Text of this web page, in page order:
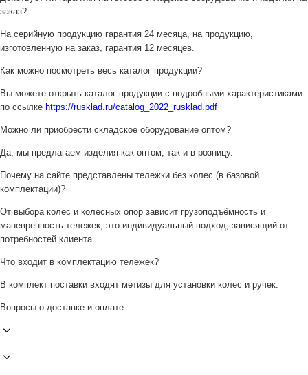
заказ?
На серийную продукцию гарантия 24 месяца, на продукцию,
изготовленную на заказ, гарантия 12 месяцев.
Как можно посмотреть весь каталог продукции?
Вы можете открыть каталог продукции с подробными характеристиками
по ссылке https://rusklad.ru/catalog_2022_rusklad.pdf
Можно ли приобрести складское оборудование оптом?
Да, мы предлагаем изделия как оптом, так и в розницу.
Почему на сайте представлены тележки без колес (в базовой
комплектации)?
От выбора колес и колесных опор зависит грузоподъёмность и
маневренность тележек, это индивидуальный подход, зависящий от
потребностей клиента.
Что входит в комплектацию тележек?
В комплект поставки входят метизы для установки колес и ручек.
Вопросы о доставке и оплате